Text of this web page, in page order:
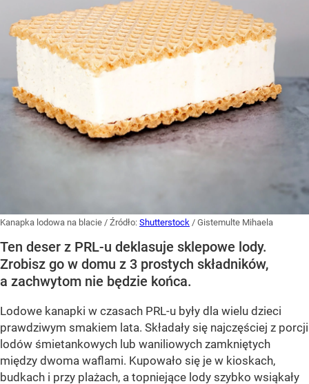
Kanapka lodowa na blacie / Źródło: Shutterstock / Gistemulte Mihaela
Ten deser z PRL-u deklasuje sklepowe lody.
Zrobisz go w domu z 3 prostych składników,
a zachwytom nie będzie końca.
Lodowe kanapki w czasach PRL-u były dla wielu dzieci
prawdziwym smakiem lata. Składały się najczęściej z porcji
lodów śmietankowych lub waniliowych zamkniętych
między dwoma waflami. Kupowało się je w kioskach,
budkach i przy plażach, a topniejące lody szybko wsiąkały